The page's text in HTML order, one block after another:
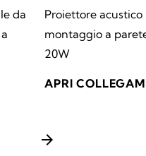
da
Proiettore acustico
montaggio a
20W
APRI
arrow_forward